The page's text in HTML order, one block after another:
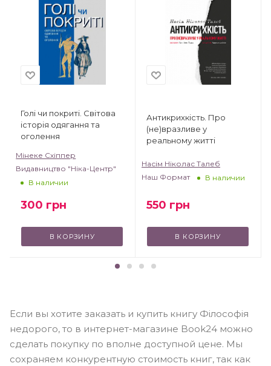
Голі чи покриті. Світова
історія одягання та
оголення
Мінеке Схіппер
Видавництво "Ніка-Центр"
В наличии
300 грн
В КОРЗИНУ
Антикрихкість. Про
(не)вразливе у
реальному житті
Насім Ніколас Талеб
Наш Формат
В наличии
550 грн
В КОРЗИНУ
Если вы хотите заказать и купить книгу Фiлософiя
недорого, то в интернет-магазине Book24 можно
сделать покупку по вполне доступной цене. Мы
сохраняем конкурентную стоимость книг, так как